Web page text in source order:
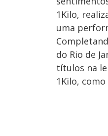
1Kilo,
uma
do Rio de
títulos na
1Kilo, como